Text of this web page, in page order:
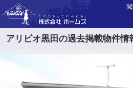
アリビオ黒田の過去掲載物件情